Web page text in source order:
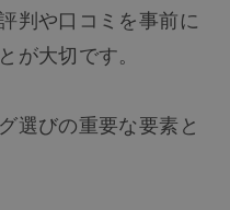
判や口コミを事前に
が大切です。
選びの重要な要素と